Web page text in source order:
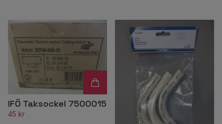
IFÖ Taksockel 7500015
45 kr